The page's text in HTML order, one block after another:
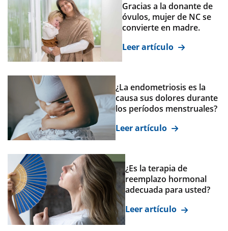
Gracias a la donante de
óvulos, mujer de NC se
convierte en madre.
Leer artículo
¿La endometriosis es la
causa sus dolores durante
los períodos menstruales?
Leer artículo
¿Es la terapia de
reemplazo hormonal
adecuada para usted?
Leer artículo